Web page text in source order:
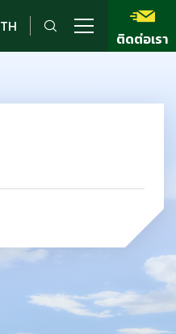
TH
ติดต่อเรา